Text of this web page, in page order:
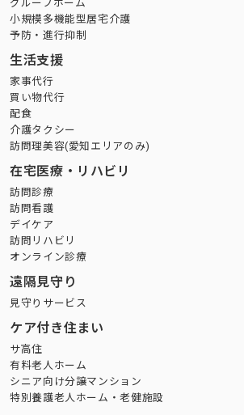
グループホーム
小規模多機能型居宅介護
予防・進行抑制
生活支援
家事代行
買い物代行
配食
介護タクシー
訪問理美容(愛知エリアのみ)
在宅医療・リハビリ
訪問診療
訪問看護
デイケア
訪問リハビリ
オンライン診療
遠隔見守り
見守りサービス
ケア付き住まい
サ高住
有料老人ホーム
シニア向け分譲マンション
特別養護老人ホーム・老健施設